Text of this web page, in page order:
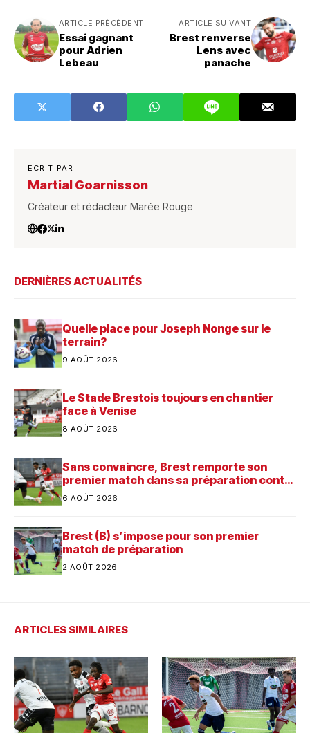
ARTICLE PRÉCÉDENT
Essai gagnant
pour Adrien
Lebeau
ARTICLE SUIVANT
Brest renverse
Lens avec
panache
ECRIT PAR
Martial Goarnisson
Créateur et rédacteur Marée Rouge
DERNIÈRES ACTUALITÉS
Quelle place pour Joseph Nonge sur le
terrain?
9 AOÛT 2026
Le Stade Brestois toujours en chantier
face à Venise
8 AOÛT 2026
Sans convaincre, Brest remporte son
premier match dans sa préparation contre
Saint-Brieuc
6 AOÛT 2026
Brest (B) s’impose pour son premier
match de préparation
2 AOÛT 2026
ARTICLES SIMILAIRES